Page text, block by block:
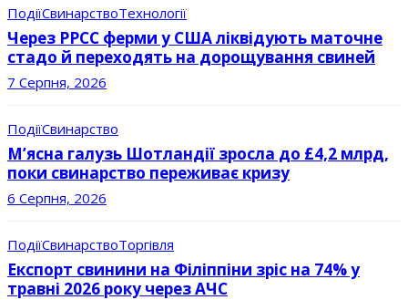
ПодіїСвинарствоТехнології
Через РРСС ферми у США ліквідують маточне
стадо й переходять на дорощування свиней
7 Серпня, 2026
ПодіїСвинарство
М’ясна галузь Шотландії зросла до £4,2 млрд,
поки свинарство переживає кризу
6 Серпня, 2026
ПодіїСвинарствоТоргівля
Експорт свинини на Філіппіни зріс на 74% у
травні 2026 року через АЧС